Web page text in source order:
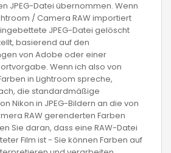
JPEG-Datei übernommen. Wenn
/ Camera RAW importiert
JPEG-Datei gelöscht
basierend auf den
von Adobe oder einer
Wenn ich also von
in Lightroom spreche,
die standardmäßige
Nikon in JPEG-Bildern an die von
RAW gerenderten Farben
Sie daran, dass eine RAW-Datei
Film ist - Sie können Farben auf